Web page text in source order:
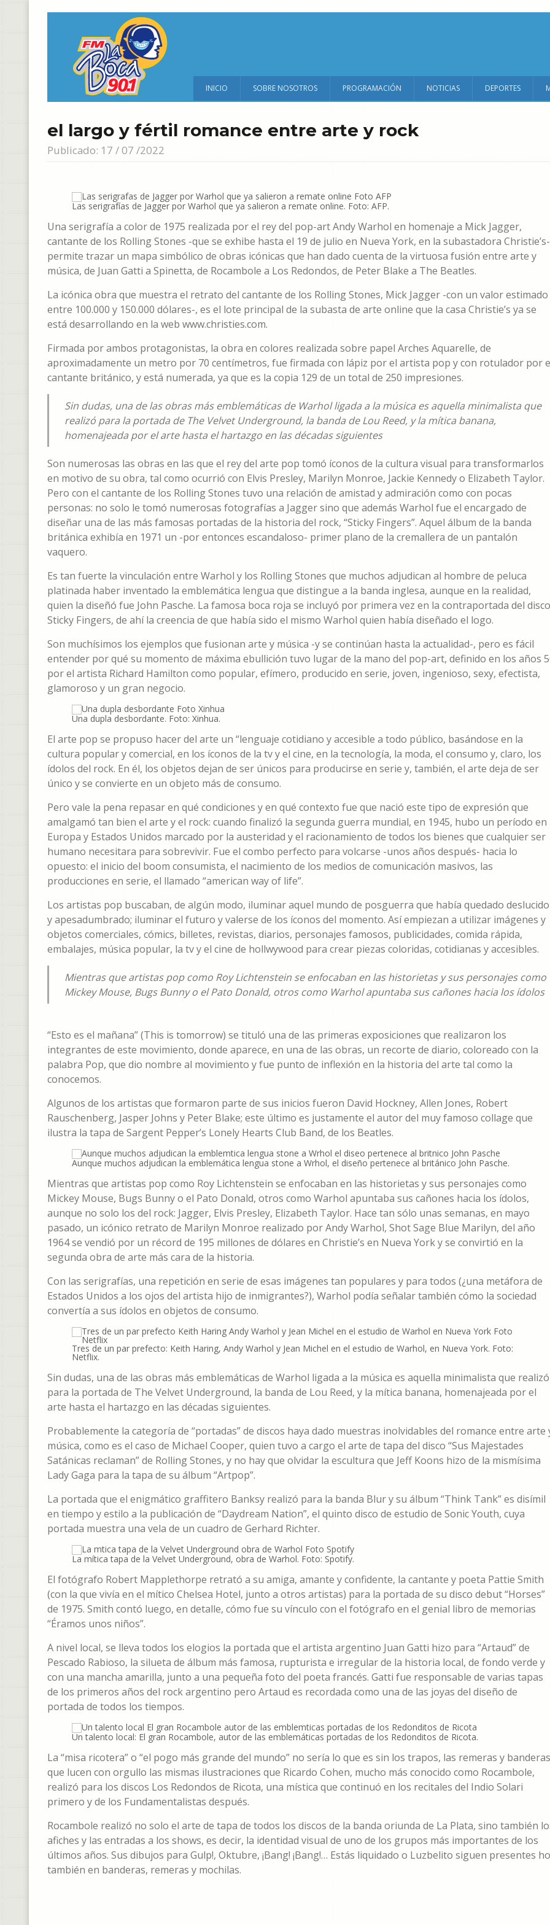
INICIO SOBRE NOSOTROS PROGRAMACIÓN NOTICIAS DEPORTES
el largo y fértil romance entre arte y rock
Publicado: 17 / 07 /2022
Las serigrafías de Jagger por Warhol que ya salieron a remate online. Foto: AFP.
Una serigrafía a color de 1975 realizada por el rey del pop-art Andy Warhol en homenaje a Mick Jagger,
cantante de los Rolling Stones -que se exhibe hasta el 19 de julio en Nueva York, en la subastadora Christie’s-
permite trazar un mapa simbólico de obras icónicas que han dado cuenta de la virtuosa fusión entre arte y
música, de Juan Gatti a Spinetta, de Rocambole a Los Redondos, de Peter Blake a The Beatles.
La icónica obra que muestra el retrato del cantante de los Rolling Stones, Mick Jagger -con un valor estimado
entre 100.000 y 150.000 dólares-, es el lote principal de la subasta de arte online que la casa Christie’s ya se
está desarrollando en la web www.christies.com.
Firmada por ambos protagonistas, la obra en colores realizada sobre papel Arches Aquarelle, de
aproximadamente un metro por 70 centímetros, fue firmada con lápiz por el artista pop y con rotulador por
cantante británico, y está numerada, ya que es la copia 129 de un total de 250 impresiones.
Sin dudas, una de las obras más emblemáticas de Warhol ligada a la música es aquella minimalista que
realizó para la portada de The Velvet Underground, la banda de Lou Reed, y la mítica banana,
homenajeada por el arte hasta el hartazgo en las décadas siguientes
Son numerosas las obras en las que el rey del arte pop tomó íconos de la cultura visual para transformarlos
en motivo de su obra, tal como ocurrió con Elvis Presley, Marilyn Monroe, Jackie Kennedy o Elizabeth Taylor.
Pero con el cantante de los Rolling Stones tuvo una relación de amistad y admiración como con pocas
personas: no solo le tomó numerosas fotografías a Jagger sino que además Warhol fue el encargado de
diseñar una de las más famosas portadas de la historia del rock, “Sticky Fingers”. Aquel álbum de la banda
británica exhibía en 1971 un -por entonces escandaloso- primer plano de la cremallera de un pantalón
vaquero.
Es tan fuerte la vinculación entre Warhol y los Rolling Stones que muchos adjudican al hombre de peluca
platinada haber inventado la emblemática lengua que distingue a la banda inglesa, aunque en la realidad,
quien la diseñó fue John Pasche. La famosa boca roja se incluyó por primera vez en la contraportada del disco
Sticky Fingers, de ahí la creencia de que había sido el mismo Warhol quien había diseñado el logo.
Son muchísimos los ejemplos que fusionan arte y música -y se continúan hasta la actualidad-, pero es fácil
entender por qué su momento de máxima ebullición tuvo lugar de la mano del pop-art, definido en los años
por el artista Richard Hamilton como popular, efímero, producido en serie, joven, ingenioso, sexy, efectista,
glamoroso y un gran negocio.
Una dupla desbordante. Foto: Xinhua.
El arte pop se propuso hacer del arte un “lenguaje cotidiano y accesible a todo público, basándose en la
cultura popular y comercial, en los íconos de la tv y el cine, en la tecnología, la moda, el consumo y, claro, los
ídolos del rock. En él, los objetos dejan de ser únicos para producirse en serie y, también, el arte deja de ser
único y se convierte en un objeto más de consumo.
Pero vale la pena repasar en qué condiciones y en qué contexto fue que nació este tipo de expresión que
amalgamó tan bien el arte y el rock: cuando finalizó la segunda guerra mundial, en 1945, hubo un período en
Europa y Estados Unidos marcado por la austeridad y el racionamiento de todos los bienes que cualquier ser
humano necesitara para sobrevivir. Fue el combo perfecto para volcarse -unos años después- hacia lo
opuesto: el inicio del boom consumista, el nacimiento de los medios de comunicación masivos, las
producciones en serie, el llamado “american way of life”.
Los artistas pop buscaban, de algún modo, iluminar aquel mundo de posguerra que había quedado deslucido
y apesadumbrado; iluminar el futuro y valerse de los íconos del momento. Así empiezan a utilizar imágenes y
objetos comerciales, cómics, billetes, revistas, diarios, personajes famosos, publicidades, comida rápida,
embalajes, música popular, la tv y el cine de hollwywood para crear piezas coloridas, cotidianas y accesibles.
Mientras que artistas pop como Roy Lichtenstein se enfocaban en las historietas y sus personajes como
Mickey Mouse, Bugs Bunny o el Pato Donald, otros como Warhol apuntaba sus cañones hacia los ídolos
“Esto es el mañana” (This is tomorrow) se tituló una de las primeras exposiciones que realizaron los
integrantes de este movimiento, donde aparece, en una de las obras, un recorte de diario, coloreado con la
palabra Pop, que dio nombre al movimiento y fue punto de inflexión en la historia del arte tal como la
conocemos.
Algunos de los artistas que formaron parte de sus inicios fueron David Hockney, Allen Jones, Robert
Rauschenberg, Jasper Johns y Peter Blake; este último es justamente el autor del muy famoso collage que
ilustra la tapa de Sargent Pepper’s Lonely Hearts Club Band, de los Beatles.
Aunque muchos adjudican la emblemática lengua stone a Wrhol, el diseño pertenece al británico John Pasche.
Mientras que artistas pop como Roy Lichtenstein se enfocaban en las historietas y sus personajes como
Mickey Mouse, Bugs Bunny o el Pato Donald, otros como Warhol apuntaba sus cañones hacia los ídolos,
aunque no solo los del rock: Jagger, Elvis Presley, Elizabeth Taylor. Hace tan sólo unas semanas, en mayo
pasado, un icónico retrato de Marilyn Monroe realizado por Andy Warhol, Shot Sage Blue Marilyn, del año
1964 se vendió por un récord de 195 millones de dólares en Christie’s en Nueva York y se convirtió en la
segunda obra de arte más cara de la historia.
Con las serigrafías, una repetición en serie de esas imágenes tan populares y para todos (¿una metáfora de
Estados Unidos a los ojos del artista hijo de inmigrantes?), Warhol podía señalar también cómo la sociedad
convertía a sus ídolos en objetos de consumo.
Tres de un par prefecto: Keith Haring, Andy Warhol y Jean Michel en el estudio de Warhol, en Nueva York. Foto:
Netflix.
Sin dudas, una de las obras más emblemáticas de Warhol ligada a la música es aquella minimalista que realizó
para la portada de The Velvet Underground, la banda de Lou Reed, y la mítica banana, homenajeada por el
arte hasta el hartazgo en las décadas siguientes.
Probablemente la categoría de “portadas” de discos haya dado muestras inolvidables del romance entre arte
música, como es el caso de Michael Cooper, quien tuvo a cargo el arte de tapa del disco “Sus Majestades
Satánicas reclaman” de Rolling Stones, y no hay que olvidar la escultura que Jeff Koons hizo de la mismísima
Lady Gaga para la tapa de su álbum “Artpop”.
La portada que el enigmático graffitero Banksy realizó para la banda Blur y su álbum “Think Tank” es disímil
en tiempo y estilo a la publicación de “Daydream Nation”, el quinto disco de estudio de Sonic Youth, cuya
portada muestra una vela de un cuadro de Gerhard Richter.
La mítica tapa de la Velvet Underground, obra de Warhol. Foto: Spotify.
El fotógrafo Robert Mapplethorpe retrató a su amiga, amante y confidente, la cantante y poeta Pattie Smith
(con la que vivía en el mítico Chelsea Hotel, junto a otros artistas) para la portada de su disco debut “Horses”
de 1975. Smith contó luego, en detalle, cómo fue su vínculo con el fotógrafo en el genial libro de memorias
“Éramos unos niños”.
A nivel local, se lleva todos los elogios la portada que el artista argentino Juan Gatti hizo para “Artaud” de
Pescado Rabioso, la silueta de álbum más famosa, rupturista e irregular de la historia local, de fondo verde y
con una mancha amarilla, junto a una pequeña foto del poeta francés. Gatti fue responsable de varias tapas
de los primeros años del rock argentino pero Artaud es recordada como una de las joyas del diseño de
portada de todos los tiempos.
Un talento local: El gran Rocambole, autor de las emblemáticas portadas de los Redonditos de Ricota.
La “misa ricotera” o “el pogo más grande del mundo” no sería lo que es sin los trapos, las remeras y banderas
que lucen con orgullo las mismas ilustraciones que Ricardo Cohen, mucho más conocido como Rocambole,
realizó para los discos Los Redondos de Ricota, una mística que continuó en los recitales del Indio Solari
primero y de los Fundamentalistas después.
Rocambole realizó no solo el arte de tapa de todos los discos de la banda oriunda de La Plata, sino también
afiches y las entradas a los shows, es decir, la identidad visual de uno de los grupos más importantes de los
últimos años. Sus dibujos para Gulp!, Oktubre, ¡Bang! ¡Bang!… Estás liquidado o Luzbelito siguen presentes
también en banderas, remeras y mochilas.